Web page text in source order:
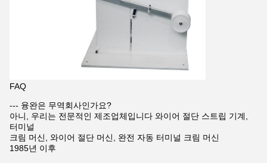
FAQ
--- 융완은 무역회사인가요?
아니, 우리는 전문적인 제조업체입니다 와이어 절단 스트립 기계,
터미널
크림 머신, 와이어 절단 머신, 완전 자동 터미널 크림 머신
1985년 이후